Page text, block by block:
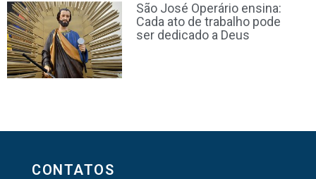
São José Operário ensina:
Cada ato de trabalho pode
ser dedicado a Deus
CONTATOS